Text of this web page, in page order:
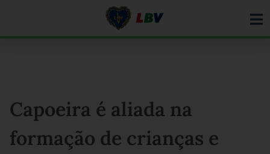
Capoeira é aliada na
formação de crianças e